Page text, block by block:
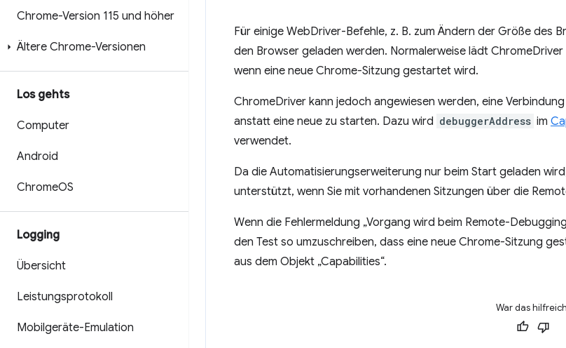
Chrome-Version 115 und höher
Ältere Chrome-Versionen
Los gehts
Computer
Android
ChromeOS
Logging
Übersicht
Leistungsprotokoll
Mobilgeräte-Emulation
Für einige WebDriver-Befehle, z. B. zum Ändern der Größe des
den Browser geladen werden. Normalerweise lädt
wenn eine neue Chrome-Sitzung gestartet wird.
ChromeDriver kann jedoch angewiesen werden, eine
anstatt eine neue zu starten. Dazu wird debuggerAddress im
verwendet.
Da die Automatisierungserweiterung nur beim Start geladen
unterstützt, wenn Sie mit vorhandenen Sitzungen über die
Wenn die Fehlermeldung „Vorgang wird beim Remote-
den Test so umzuschreiben, dass eine neue Chrome-Sitzung
aus dem Objekt „Capabilities“.
War das